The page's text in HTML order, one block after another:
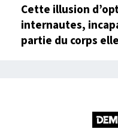
Cette illusion
internautes,
partie du corps